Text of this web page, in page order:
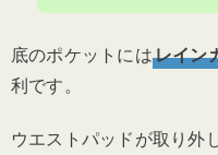
底のポケットにはレイン
利です。
ウエストパッドが取り外